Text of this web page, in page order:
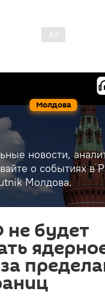
Молдова
новости,
о событиях в
Молдова.
будет